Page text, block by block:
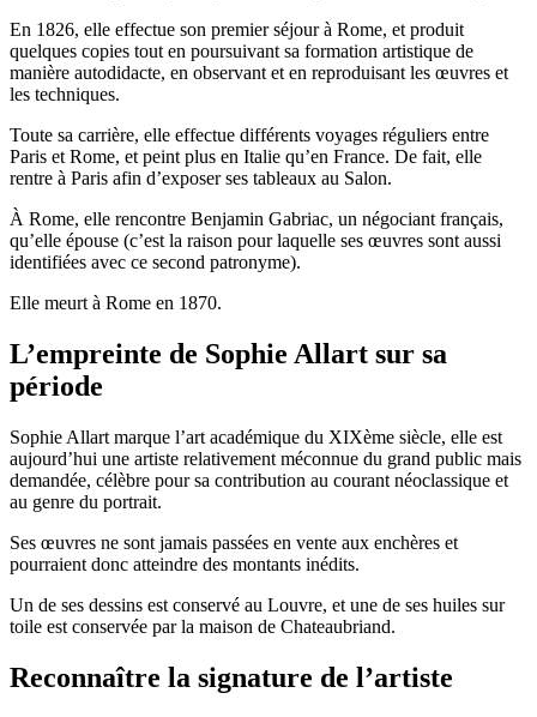
En 1826, elle effectue son premier séjour à Rome, et produit
quelques copies tout en poursuivant sa formation artistique de
manière autodidacte, en observant et en reproduisant les œuvres et
les techniques.
Toute sa carrière, elle effectue différents voyages réguliers entre
Paris et Rome, et peint plus en Italie qu’en France. De fait, elle
rentre à Paris afin d’exposer ses tableaux au Salon.
À Rome, elle rencontre Benjamin Gabriac, un négociant français,
qu’elle épouse (c’est la raison pour laquelle ses œuvres sont aussi
identifiées avec ce second patronyme).
Elle meurt à Rome en 1870.
L’empreinte de Sophie Allart sur sa
période
Sophie Allart marque l’art académique du XIXème siècle, elle est
aujourd’hui une artiste relativement méconnue du grand public mais
demandée, célèbre pour sa contribution au courant néoclassique et
au genre du portrait.
Ses œuvres ne sont jamais passées en vente aux enchères et
pourraient donc atteindre des montants inédits.
Un de ses dessins est conservé au Louvre, et une de ses huiles sur
toile est conservée par la maison de Chateaubriand.
Reconnaître la signature de l’artiste